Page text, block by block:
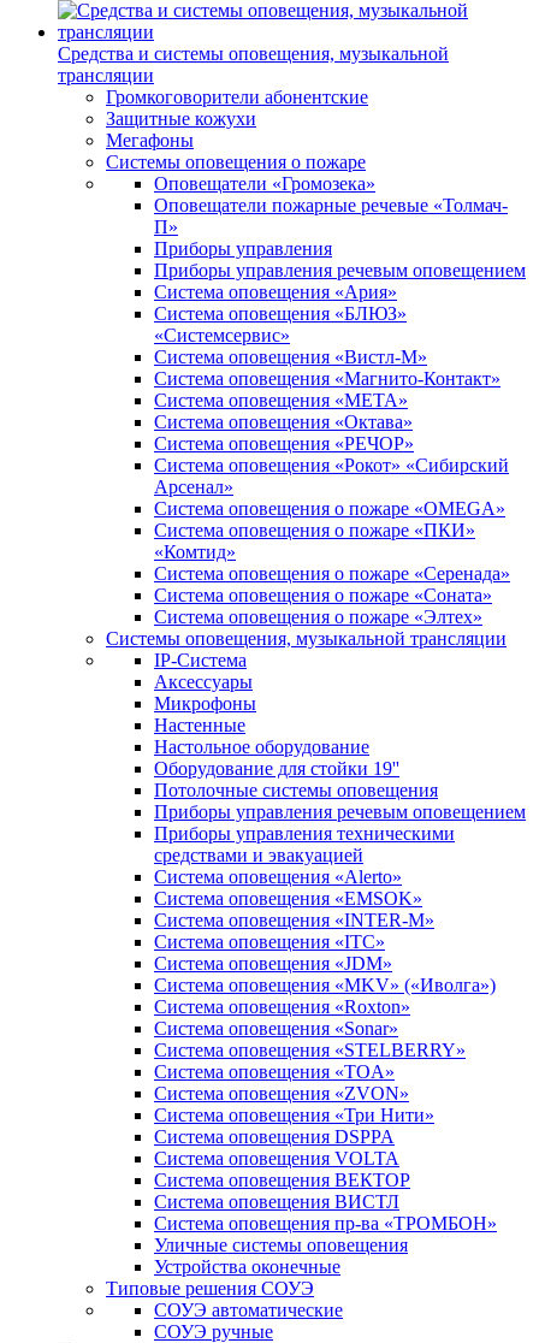
Средства и системы оповещения, музыкальной
трансляции
Громкоговорители абонентские
Защитные кожухи
Мегафоны
Системы оповещения о пожаре
Оповещатели «Громозека»
Оповещатели пожарные речевые «Толмач-
П»
Приборы управления
Приборы управления речевым оповещением
Система оповещения «Ария»
Система оповещения «БЛЮЗ»
«Системсервис»
Система оповещения «Вистл-М»
Система оповещения «Магнито-Контакт»
Система оповещения «МЕТА»
Система оповещения «Октава»
Система оповещения «РЕЧОР»
Система оповещения «Рокот» «Сибирский
Арсенал»
Система оповещения о пожаре «OMEGA»
Система оповещения о пожаре «ПКИ»
«Комтид»
Система оповещения о пожаре «Серенада»
Система оповещения о пожаре «Соната»
Система оповещения о пожаре «Элтех»
Системы оповещения, музыкальной трансляции
IP-Система
Аксессуары
Микрофоны
Настенные
Настольное оборудование
Оборудование для стойки 19''
Потолочные системы оповещения
Приборы управления речевым оповещением
Приборы управления техническими
средствами и эвакуацией
Система оповещения «Alerto»
Система оповещения «EMSOK»
Система оповещения «INTER-M»
Система оповещения «ITC»
Система оповещения «JDM»
Система оповещения «MKV» («Иволга»)
Система оповещения «Roxton»
Система оповещения «Sonar»
Система оповещения «STELBERRY»
Система оповещения «TOA»
Система оповещения «ZVON»
Система оповещения «Три Нити»
Система оповещения DSPPA
Система оповещения VOLTA
Система оповещения ВЕКТОР
Система оповещения ВИСТЛ
Система оповещения пр-ва «ТРОМБОН»
Уличные системы оповещения
Устройства оконечные
Типовые решения СОУЭ
СОУЭ автоматические
СОУЭ ручные